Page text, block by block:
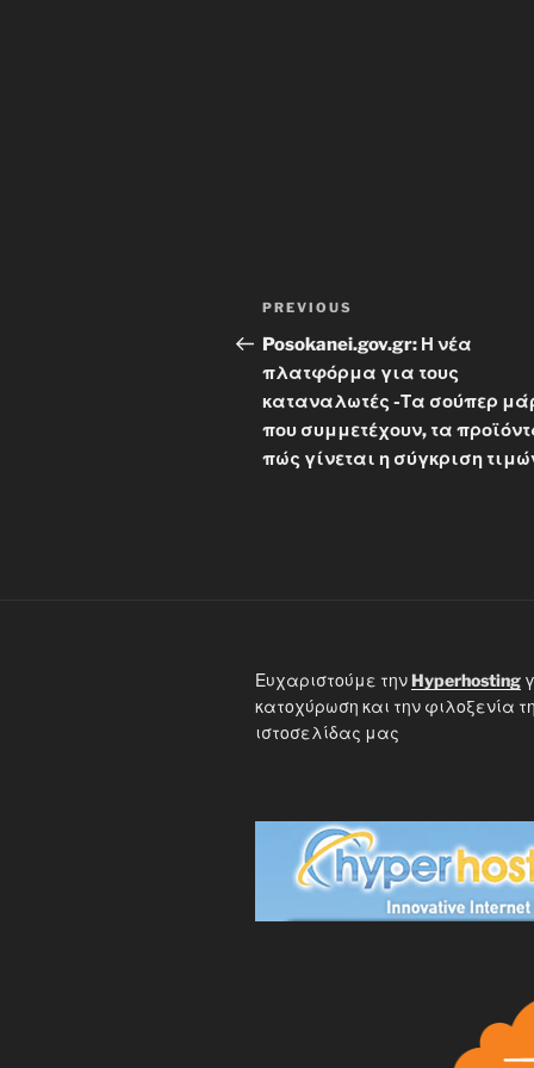
Post
navigation
Previous
Post
PREVIOUS
Posokanei.gov.gr: Η νέα
πλατφόρμα για τους
καταναλωτές -Τα σούπερ
που συμμετέχουν, τα
πώς γίνεται η σύγκριση
Ευχαριστούμε τηνHyperhosting
κατοχύρωση και την φιλοξενία
ιστοσελίδας μας